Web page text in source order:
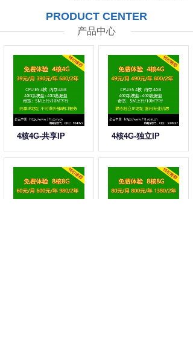
力等方面提出20条举措。...
PRODUCT CENTER
产品中心
4核4G-共享IP 4核4G-独立IP